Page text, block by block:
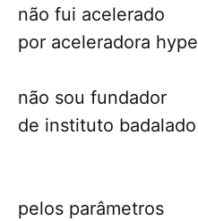
não fui acelerado
por aceleradora hype
não sou fundador
de instituto badalado
pelos parâmetros